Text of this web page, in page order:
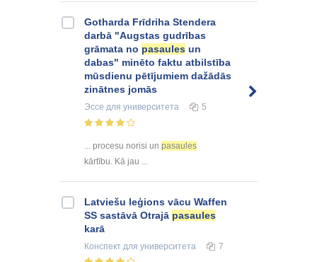
Gotharda Frīdriha Stendera
darbā "Augstas gudrības
grāmata no pasaules un
dabas" minēto faktu atbilstība
mūsdienu pētījumiem dažādās
zinātnes jomās
Эссе для университета 5
... procesu norisi un pasaules
kārtību. Kā jau ...
Latviešu leģions vācu Waffen
SS sastāvā Otrajā pasaules
karā
Конспект для университета 7